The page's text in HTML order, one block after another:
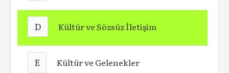
D Kültür ve Sözsüz İletişim
E Kültür ve Gelenekler